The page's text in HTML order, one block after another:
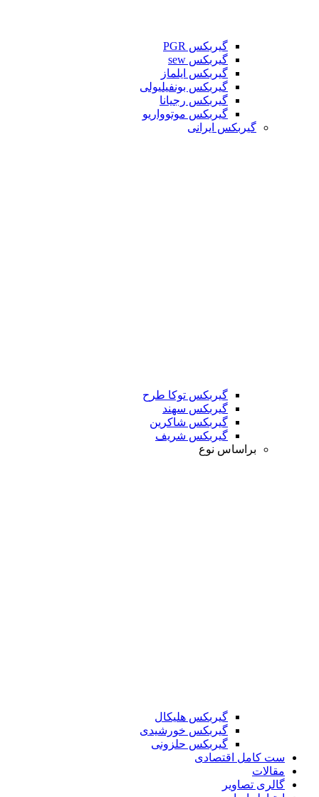
گیربکس PGR
گیربکس sew
گیربکس ایلماز
گیربکس بونفیلیولی
گیربکس رجیانا
گیربکس موتوواریو
گیربکس ایرانی
گیربکس توکا طرح
گیربکس سهند
گیربکس شاکرین
گیربکس شریف
براساس نوع
گیربکس هلیکال
گیربکس خورشیدی
گیربکس حلزونی
ست کامل اقتصادی
مقالات
گالری تصاویر